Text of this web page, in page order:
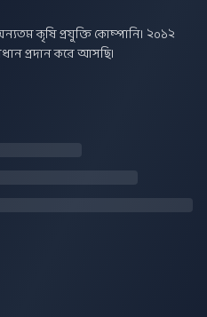
কৃষি প্রযুক্তি কোম্পানি। ২০১২
প্রদান করে আসছি।